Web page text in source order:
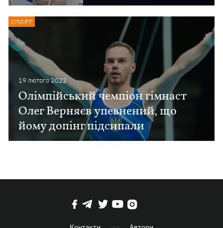
19 лютого 2022
Олімпійський чемпіон гімнаст
Олег Верняєв упевнений, що
йому допінг підсипали
СПОРТ